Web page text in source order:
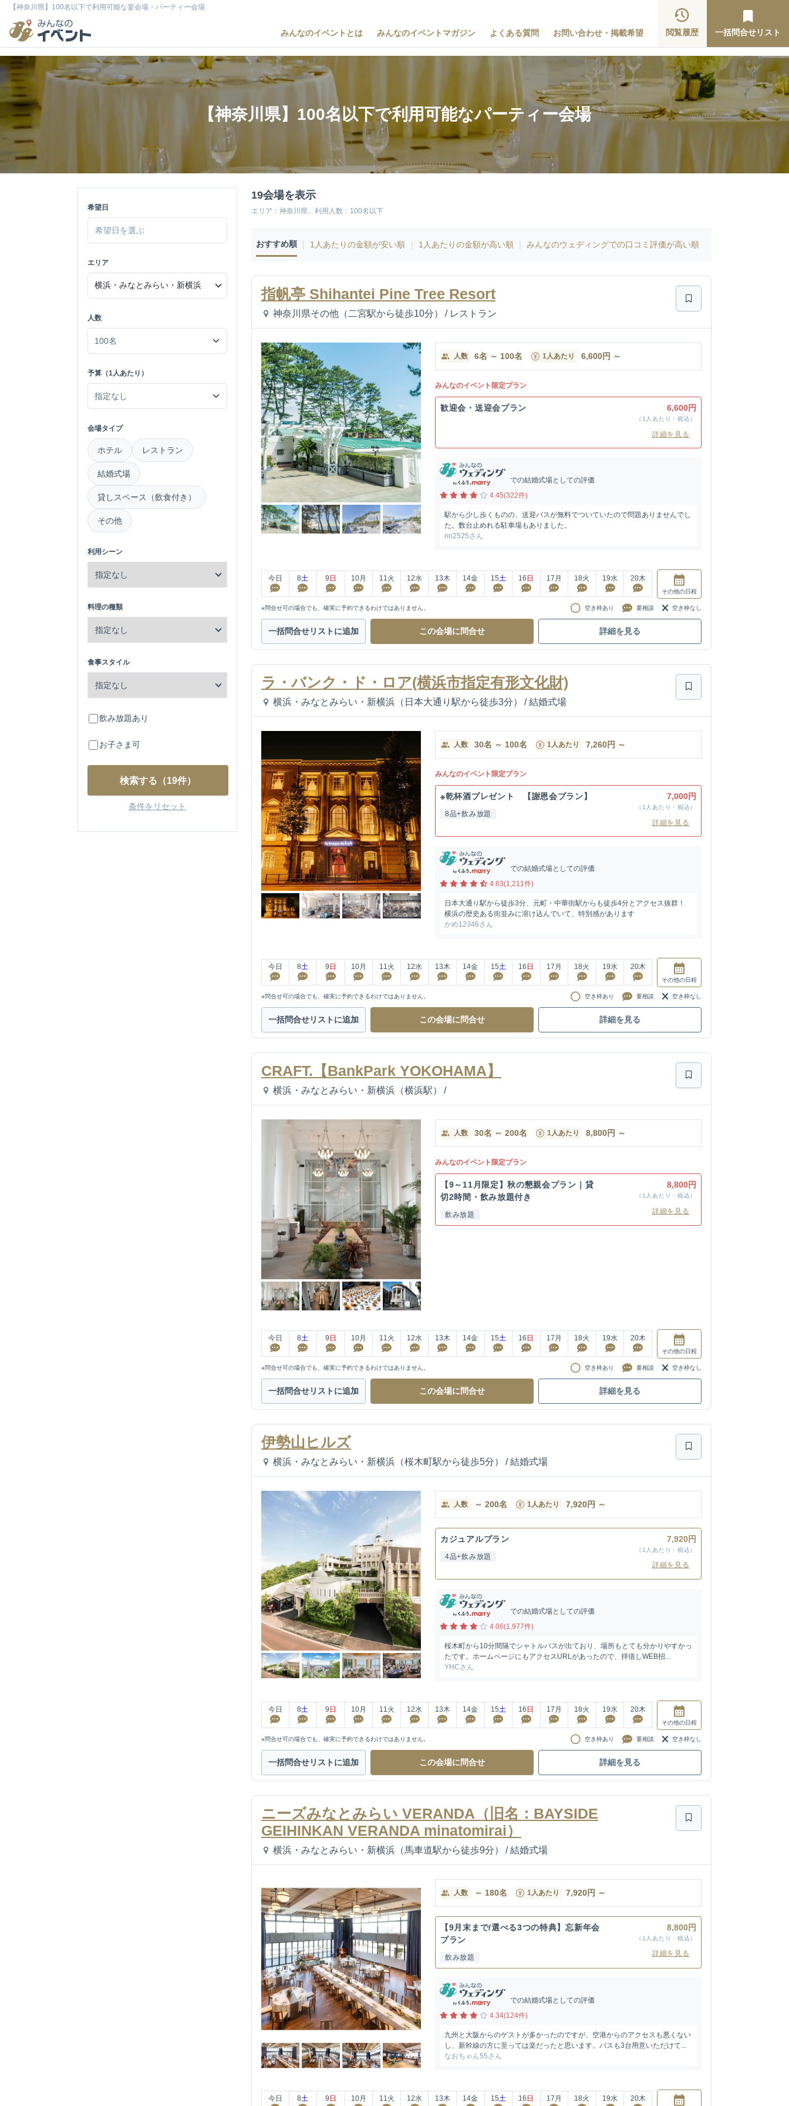
【神奈川県】100名以下で利用可能な宴会場・パーティー会場
みんなのイベントとは みんなのイベントマガジン よくある質問 お問い合わせ・掲載希望 閲覧履歴 一括問合せリスト
【神奈川県】100名以下で利用可能なパーティー会場
希望日
エリア
人数
予算（1人あたり）
会場タイプ
ホテル レストラン
結婚式場
貸しスペース（飲食付き）
その他
利用シーン
料理の種類
食事スタイル
飲み放題あり
お子さま可
検索する （19件）
条件をリセット
19会場を表示
エリア：神奈川県、利用人数：100名以下
おすすめ順 1人あたりの金額が安い順 1人あたりの金額が高い順 みんなのウェディングでの口コミ評価が高い順
指帆亭 Shihantei Pine Tree Resort
神奈川県その他（二宮駅から徒歩10分） / レストラン
人数 6名 ～ 100名 1人あたり 6,600円 ～
みんなのイベント限定プラン
歓迎会・送迎会プラン 6,600円
（1人あたり・税込）
詳細を見る
での結婚式場としての評価
4.45(322件)
駅から少し歩くものの、送迎バスが無料でついていたので問題ありませんでし
た。数台止めれる駐車場もありました。
nn2525さん
今日 8土 9 日 10月 11火 12水 13木 14金 15土 16 日 17 月 18火 19水 20木
その他の日程
※問合せ可の場合でも、確実に予約できるわけではありません。 空き枠あり 要相談 空き枠なし
一括問合せリストに追加 この会場に問合せ 詳細を見る
ラ・バンク・ド・ロア(横浜市指定有形文化財)
横浜・みなとみらい・新横浜（日本大通り駅から徒歩3分） / 結婚式場
人数 30名 ～ 100名 1人あたり 7,260円 ～
みんなのイベント限定プラン
※乾杯酒プレゼント 【謝恩会プラン】
8品+飲み放題
7,000円
（1人あたり・税込）
詳細を見る
での結婚式場としての評価
4.63(1,211件)
日本大通り駅から徒歩3分、元町・中華街駅からも徒歩4分とアクセス抜群！
横浜の歴史ある街並みに溶け込んでいて、特別感があります
かめ12346さん
今日 8土 9 日 10月 11火 12水 13木 14金 15土 16 日 17 月 18火 19水 20木
その他の日程
※問合せ可の場合でも、確実に予約できるわけではありません。 空き枠あり 要相談 空き枠なし
一括問合せリストに追加 この会場に問合せ 詳細を見る
CRAFT.【BankPark YOKOHAMA】
横浜・みなとみらい・新横浜（横浜駅） /
人数 30名 ～ 200名 1人あたり 8,800円 ～
みんなのイベント限定プラン
【9～11月限定】秋の懇親会プラン｜貸
切2時間・飲み放題付き
飲み放題
8,800円
（1人あたり・税込）
詳細を見る
今日 8土 9 日 10月 11火 12水 13木 14金 15土 16 日 17 月 18火 19水 20木
その他の日程
※問合せ可の場合でも、確実に予約できるわけではありません。 空き枠あり 要相談 空き枠なし
一括問合せリストに追加 この会場に問合せ 詳細を見る
伊勢山ヒルズ
横浜・みなとみらい・新横浜（桜木町駅から徒歩5分） / 結婚式場
人数 ～ 200名 1人あたり 7,920円 ～
カジュアルプラン
4品+飲み放題
7,920円
（1人あたり・税込）
詳細を見る
での結婚式場としての評価
4.06(1,977件)
桜木町から10分間隔でシャトルバスが出ており、場所もとても分かりやすかっ
たです。ホームページにもアクセスURLがあったので、拝借しWEB招...
YHCさん
今日 8土 9 日 10月 11火 12水 13木 14金 15土 16 日 17 月 18火 19水 20木
その他の日程
※問合せ可の場合でも、確実に予約できるわけではありません。 空き枠あり 要相談 空き枠なし
一括問合せリストに追加 この会場に問合せ 詳細を見る
ニーズみなとみらい VERANDA（旧名：BAYSIDE
GEIHINKAN VERANDA minatomirai）
横浜・みなとみらい・新横浜（馬車道駅から徒歩9分） / 結婚式場
人数 ～ 180名 1人あたり 7,920円 ～
【9月末まで/選べる3つの特典】忘新年会
プラン
飲み放題
8,800円
（1人あたり・税込）
詳細を見る
での結婚式場としての評価
4.34(124件)
九州と大阪からのゲストが多かったのですが、空港からのアクセスも悪くない
し、新幹線の方に至っては楽だったと思います。バスも3台用意いただけて...
なおちゃん55さん
今日 8土 9 日 10月 11火 12水 13木 14金 15土 16 日 17 月 18火 19水 20木